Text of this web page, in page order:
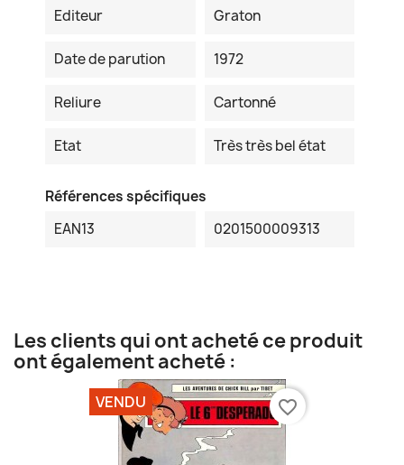
Editeur Graton
Date de parution 1972
Reliure Cartonné
Etat Très très bel état
Références spécifiques
EAN13
0201500009313
Les clients qui ont acheté ce produit
ont également acheté :
VENDU favorite_border